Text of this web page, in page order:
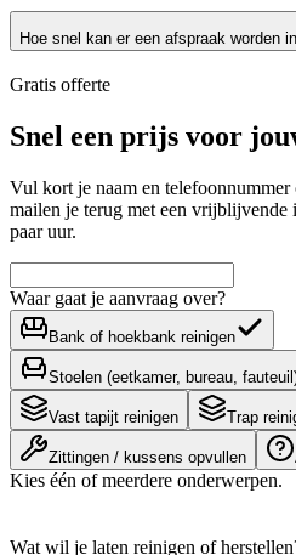
Hoe snel kan er een afspraak worden
Gratis offerte
Snel een prijs voor
Vul kort je naam en
mailen je terug met een
paar uur.
Waar gaat je aanvraag over?
Bank of hoekbank reinigen
Stoelen (eetkamer, bureau,
Vast tapijt reinigen Trap
Zittingen / kussens opvullen
Kies één of meerdere onderwerpen.
Wat wil je laten reinigen of